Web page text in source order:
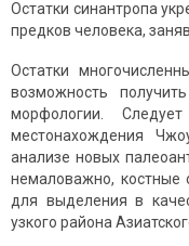
Остатки синантропа
предков человека,
Остатки
возможность
морфологии.
местонахождения
анализе новых
немаловажно, костные
для выделения в
узкого района